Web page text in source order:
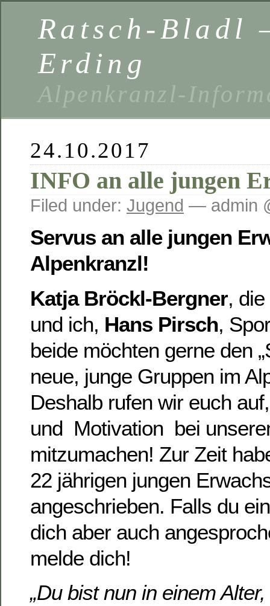
Ratsch-Bladl
Erding
Alpenkranzl-
24.10.2017
INFO an alle jungen
Filed under: Jugend — admin
Servus an alle jungen
Alpenkranzl!
Katja Bröckl-Bergner, die
und ich, Hans Pirsch,
beide möchten gerne den
neue, junge Gruppen im
Deshalb rufen wir euch
und Motivation bei
mitzumachen! Zur Zeit
22 jährigen jungen
angeschrieben. Falls du
dich aber auch
melde dich!
„Du bistnun in einem